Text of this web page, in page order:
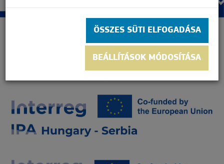
ÖSSZES SÜTI ELFOGADÁSA
BEÁLLÍTÁSOK MÓDOSÍTÁSA